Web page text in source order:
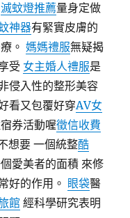
滅蚊燈推薦量身定做
神器有緊實皮膚的
療。媽媽禮服無疑揭
受 女主婚人禮服是
侵入性的整形美容
看又包覆好穿AV女
券活動喔徵信收費
想要 一個統整酷
愛美者的面積 來修
好的作用。 眼袋醫
館經科學研究表明